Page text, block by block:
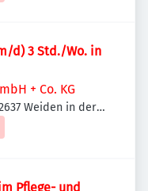
d) 3 Std./Wo. in
+ Co. KG
Weiden in der
Pflege- und